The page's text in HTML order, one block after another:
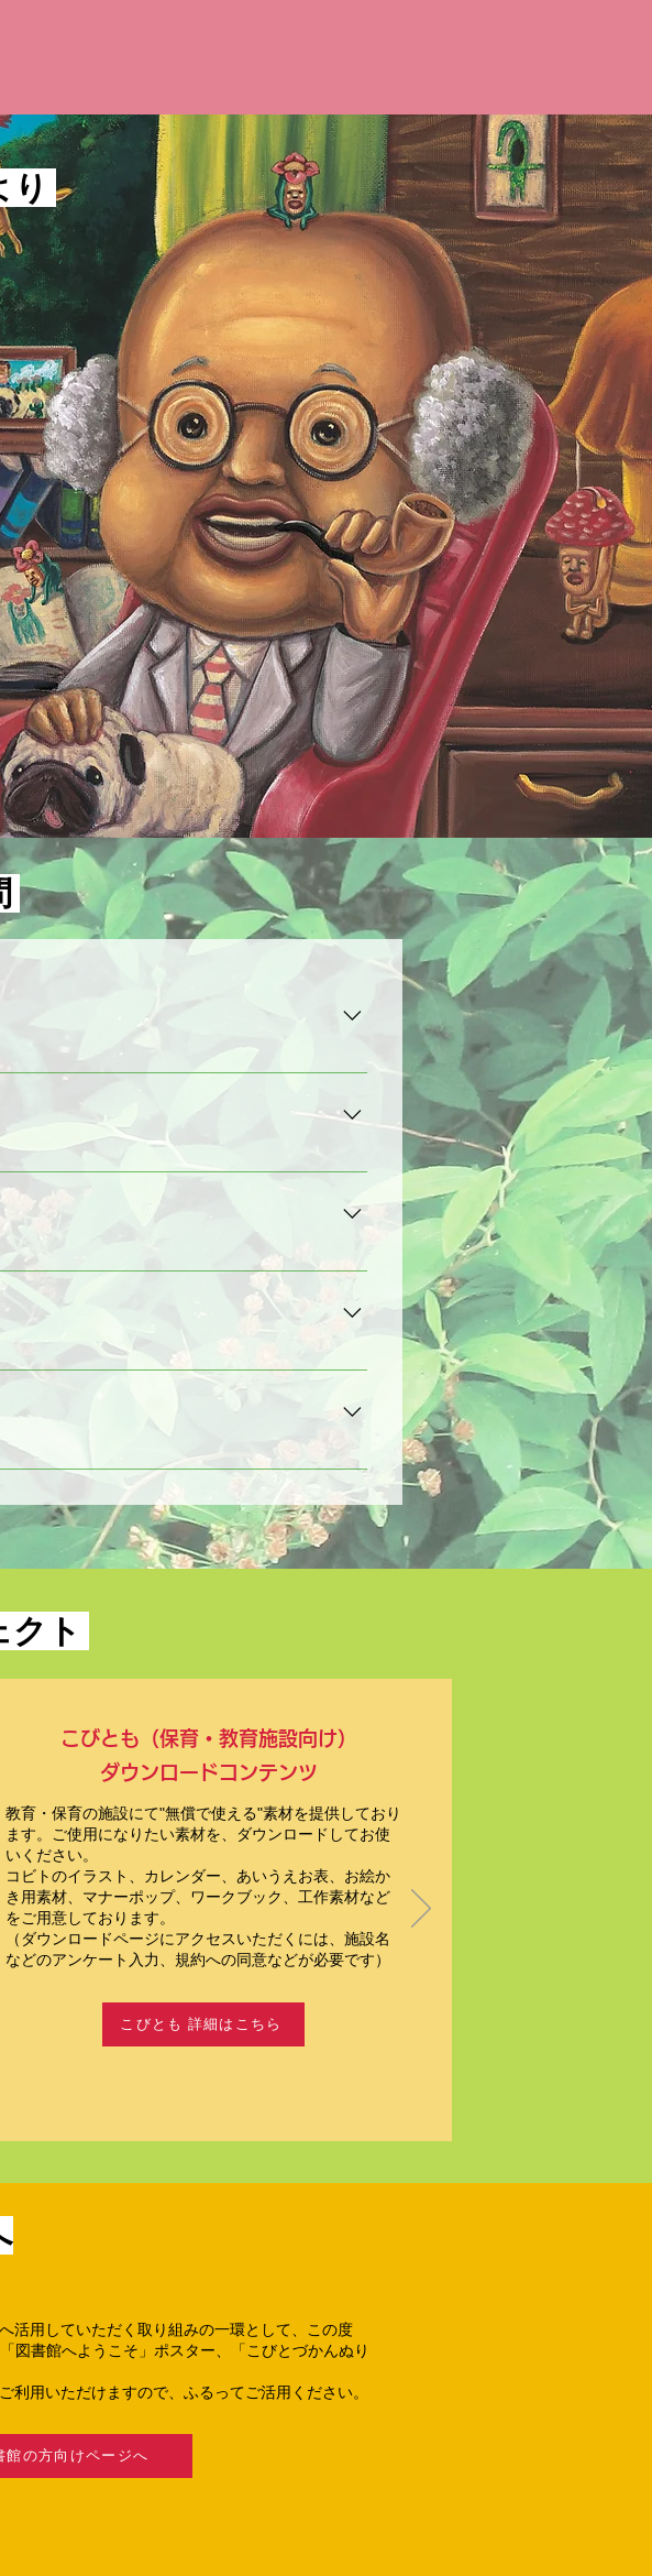
ません。
ペーパーが三角に折られていたり、身の回りにお
しているか調べてみましょう。
者の方や先生、お友達と一緒に考えてみましょ
られるようになるでしょう。
特に子どもたちからの報告やお便りがたくさん届
で置いていないところはないほど、定番の絵本・
プに分けられます。いずれにも対象年齢はありませ
しく紹介しています。
クト
こびとも（保育・教育施設向け）
ダウンロードコンテンツ
教育・保育の施設にて"無償で使える"素材を提供しており
ます。ご使用になりたい素材を、ダウンロードしてお使
いください。
コビトのイラスト、カレンダー、あいうえお表、お絵か
き用素材、マナーポップ、ワークブック、工作素材など
をご用意しております。
​（ダウンロードページにアクセスいただくには、施設名
などのアンケート入力、規約への同意などが必要です）
こびとも 詳細はこちら
活用していただく取り組みの一環として、この度
図書館へようこそ」ポスター、「こびとづかんぬり
利用いただけますので、ふるってご活用ください。
館の方向けページへ